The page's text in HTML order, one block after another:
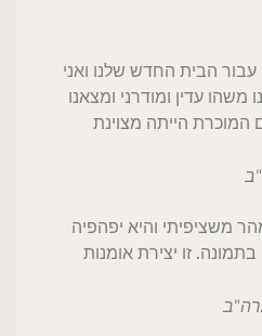
הבית החדש שלנו ואני
עדין ומודרני ומצאנו
הייתה מצוינת
משציפיתי והיא יפהפיה
זו יצירת אומנות